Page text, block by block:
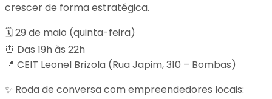
crescer de forma estratégica.
🗓 29 de maio (quinta-feira)
⏰ Das 19h às 22h
📍 CEIT Leonel Brizola (Rua Japim, 310 – Bombas)
✨ Roda de conversa com empreendedores locais: